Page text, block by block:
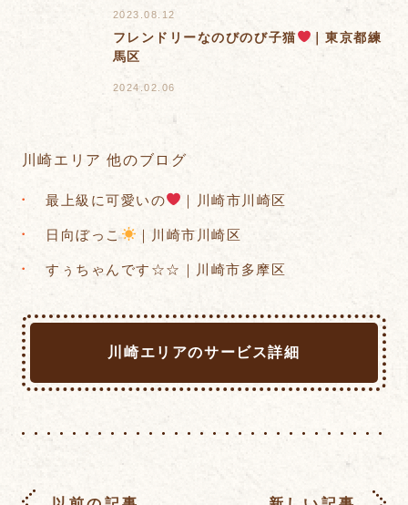
2023.08.12
フレンドリーなのびのび子猫
｜東京都練
馬区
2024.02.06
川崎エリア 他のブログ
最上級に可愛いの ｜川崎市川崎区
日向ぼっこ ｜川崎市川崎区
すぅちゃんです☆☆｜川崎市多摩区
川崎エリアのサービス詳細